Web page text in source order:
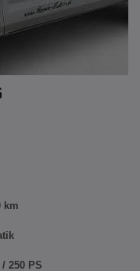
km
/ 250 PS